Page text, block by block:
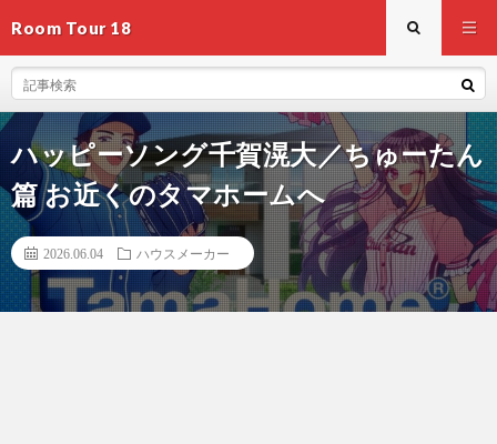
Room Tour 18
ハッピーソング千賀滉大／ちゅーたん
篇 お近くのタマホームへ
2026.06.04 ハウスメーカー